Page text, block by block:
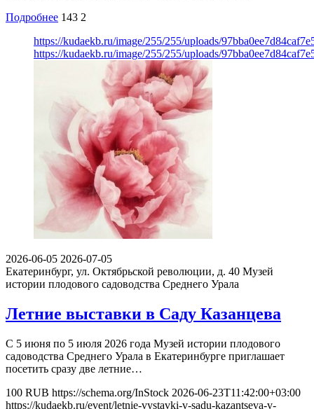
Подробнее 143 2
https://kudaekb.ru/image/255/255/uploads/
https://kudaekb.ru/image/255/255/uploads/
2026-06-05 2026-07-05
Екатеринбург, ул. Октябрьской революции, д. 40 Музей
истории плодового садоводства Среднего Урала
Летние выставки в Саду Казанцева
С 5 июня по 5 июля 2026 года Музей истории плодового
садоводства Среднего Урала в Екатеринбурге приглашает
посетить сразу две летние…
100 RUB https://schema.org/InStock 2026-06-23T11:42:00+03:00
https://kudaekb.ru/event/letnie-vystavki-v-sadu-kazantseva-v-